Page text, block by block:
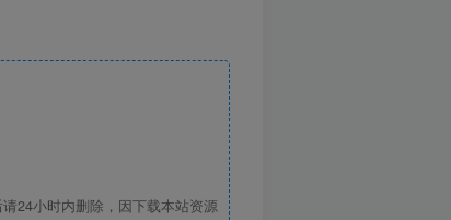
24小时内删除，因下载本站资源